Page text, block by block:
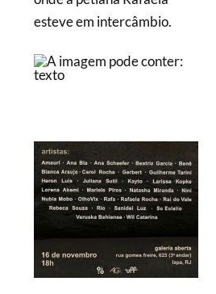
esteve em intercâmbio.